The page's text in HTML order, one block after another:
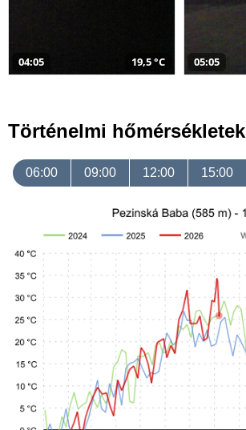
04:05 19,5 °C 05:05
Történelmi hőmérsékletek
06:00 09:00 12:00 15:00